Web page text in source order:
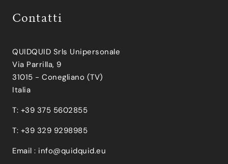
Contatti
QUIDQUID Srls Unipersonale
Via Parrilla, 9
31015 - Conegliano (TV)
Italia
T: +39 375 5602855
T: +39 329 9298985
Email : info@quidquid.eu